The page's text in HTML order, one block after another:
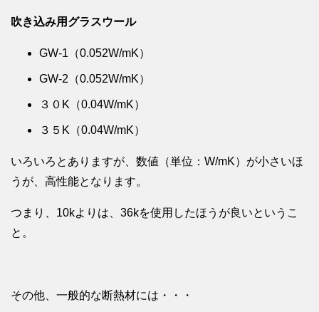
吹き込み用グラスウール
GW-1（0.052W/mK）
GW-2（0.052W/mK）
３０K（0.04W/mK）
３５K（0.04W/mK）
いろいろとありますが、数値（単位：W/mK）が小さいほ
うが、高性能となります。
つまり、10kよりは、36kを使用したほうが良いというこ
と。
その他、一般的な断熱材には・・・